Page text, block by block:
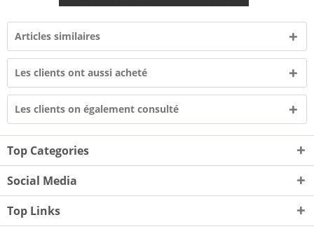
Articles similaires
Les clients ont aussi acheté
Les clients on également consulté
Top Categories
Social Media
Top Links